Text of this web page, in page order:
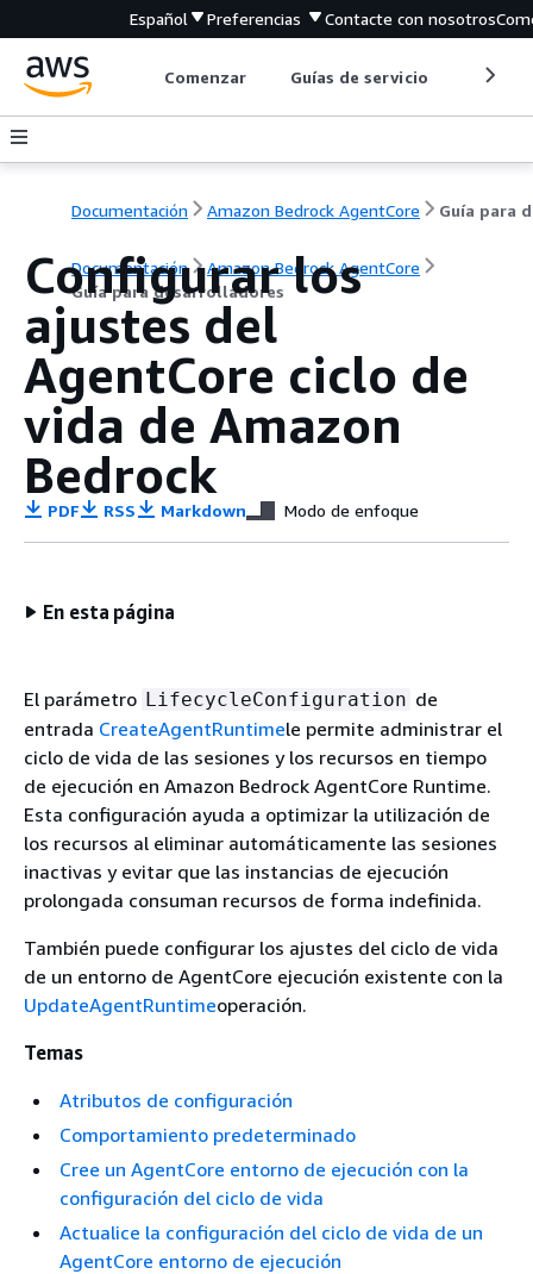
Español Preferencias Contacte con nosotros
Comenzar Guías de servicio
Documentación Amazon Bedrock AgentCore
Documentación
Amazon Bedrock AgentCore
Guía para desarrolladores
Configurar los
ajustes del
AgentCore ciclo de
vida de Amazon
Bedrock
PDF RSS Markdown Modo de enfoque
En esta página
El parámetro LifecycleConfiguration de
entrada CreateAgentRuntimele permite administrar el
ciclo de vida de las sesiones y los recursos en tiempo
de ejecución en Amazon Bedrock AgentCore Runtime.
Esta configuración ayuda a optimizar la utilización de
los recursos al eliminar automáticamente las sesiones
inactivas y evitar que las instancias de ejecución
prolongada consuman recursos de forma indefinida.
También puede configurar los ajustes del ciclo de vida
de un entorno de AgentCore ejecución existente con la
UpdateAgentRuntimeoperación.
Temas
Atributos de configuración
Comportamiento predeterminado
Cree un AgentCore entorno de ejecución con la
configuración del ciclo de vida
Actualice la configuración del ciclo de vida de un
AgentCore entorno de ejecución